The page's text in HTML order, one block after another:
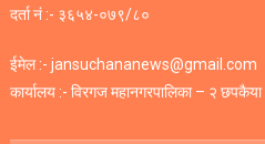
दर्ता नं :- ३६५४-०७९/८०
ईमेल :- jansuchananews@gmail.com
कार्यालय :- विरगज महानगरपालिका – २ छपकैया